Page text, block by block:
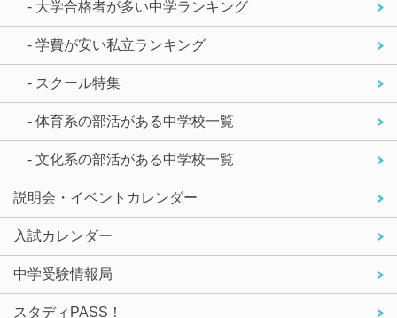
- 大学合格者が多い中学ランキング
- 学費が安い私立ランキング
- スクール特集
- 体育系の部活がある中学校一覧
- 文化系の部活がある中学校一覧
説明会・イベントカレンダー
入試カレンダー
中学受験情報局
スタディPASS！